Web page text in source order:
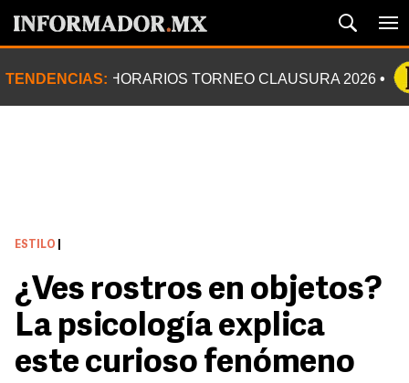
TENDENCIAS: HORARIOS TORNEO CLAUSURA 2026
ESTILO
¿Ves rostros en objetos?
La psicología explica
este curioso fenómeno